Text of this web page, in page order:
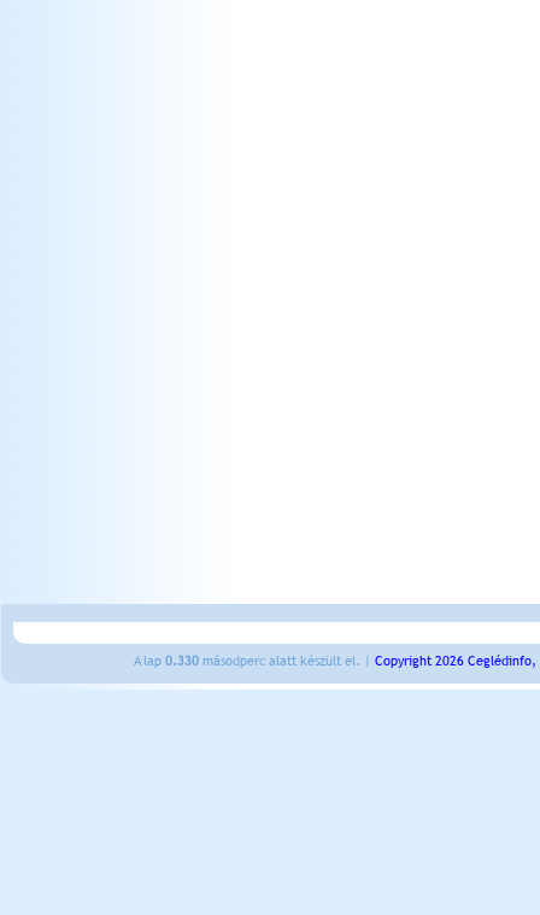
A lap 0.330 másodperc alatt készült el. | Copyright 2026